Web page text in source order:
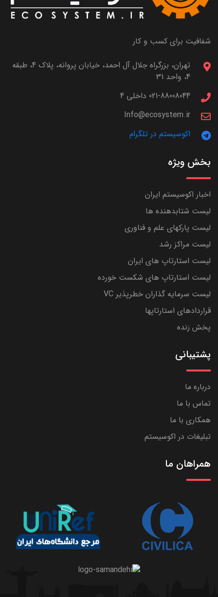
شفافیت برای کسب و کار
تهران، بزرگراه جلال آل احمد، خیابان پروانه، پلاک 4، طبقه
4، واحد 31
021-88008044 داخلی 4
Info@ecosystem.ir
اکوسیستم در تلگرام
بخش ویژه
اخبار اکوسیستم ایران
لیست شتابدهنده ها
لیست پارکهای علم و فناوری
لیست مراکز رشد
لیست استارتاپ های ایران
لیست استارتاپ های شکست خورده
لیست سرمایه گذاران خطرپذیر VC
قراردادهای استارتاپها
پخش زنده
پشتیبانی
درباره ما
تماس با ما
همکاری با ما
تبلیغات در اکوسیستم
همراهان ما